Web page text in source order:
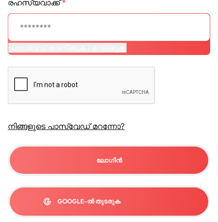
രഹസ്യവാക്ക്*
നിങ്ങളുടെ പാസ്വേഡ് മറന്നോ?
ലോഗിൻ
GOOGLE-ൽ തുടരുക